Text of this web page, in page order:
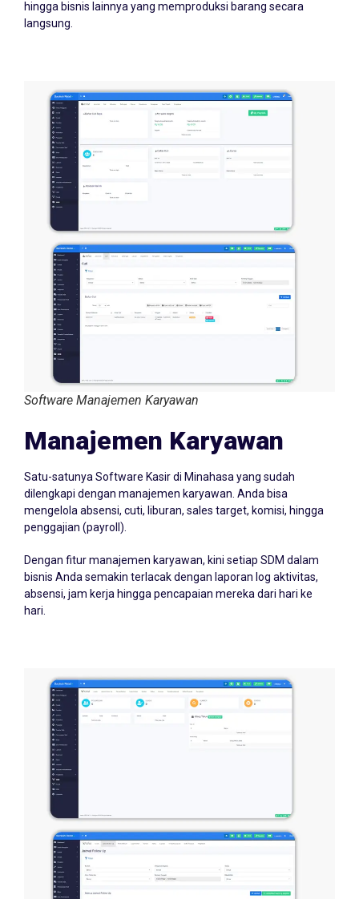
langsung.
Software Manajemen Karyawan
Manajemen Karyawan
dilengkapi dengan manajemen karyawan. Anda bisa
mengelola absensi, cuti, liburan, sales target, komisi, hingga
penggajian (payroll).
bisnis Anda semakin terlacak dengan laporan log aktivitas,
absensi, jam kerja hingga pencapaian mereka dari hari ke
hari.